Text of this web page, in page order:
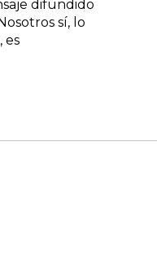
difundido
sí, lo
es